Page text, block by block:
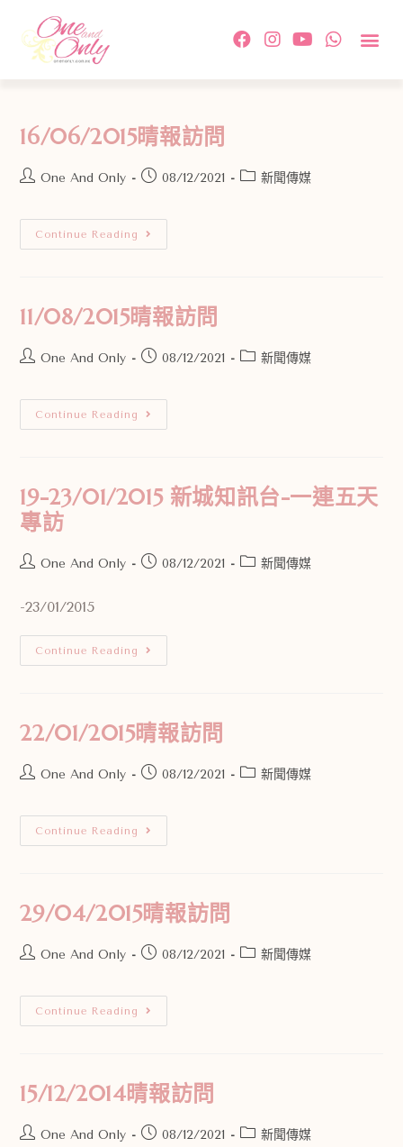
16/06/2015晴報訪問
One And Only 08/12/2021 新聞傳媒
Continue Reading
11/08/2015晴報訪問
One And Only 08/12/2021 新聞傳媒
Continue Reading
19-23/01/2015 新城知訊台-一連五天
專訪
One And Only 08/12/2021 新聞傳媒
-23/01/2015
Continue Reading
22/01/2015晴報訪問
One And Only 08/12/2021 新聞傳媒
Continue Reading
29/04/2015晴報訪問
One And Only 08/12/2021 新聞傳媒
Continue Reading
15/12/2014晴報訪問
One And Only 08/12/2021 新聞傳媒